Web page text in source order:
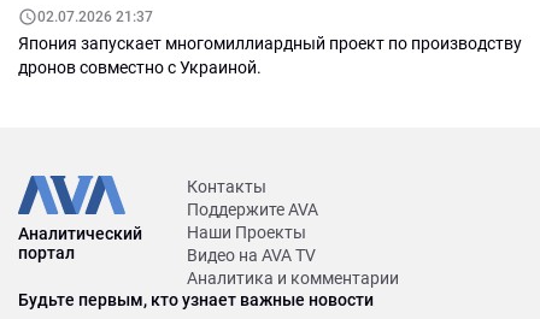
02.07.2026 21:37
Япония запускает многомиллиардный проект по производству
дронов совместно с Украиной.
Аналитический
портал
Контакты
Поддержите AVA
Наши Проекты
Видео на AVA TV
Аналитика и комментарии
Будьте первым, кто узнает важные новости